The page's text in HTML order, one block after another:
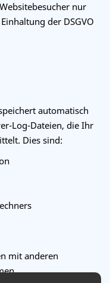
nur
der DSGVO
automatisch
Log-Dateien, die Ihr
Dies sind:
mit anderen